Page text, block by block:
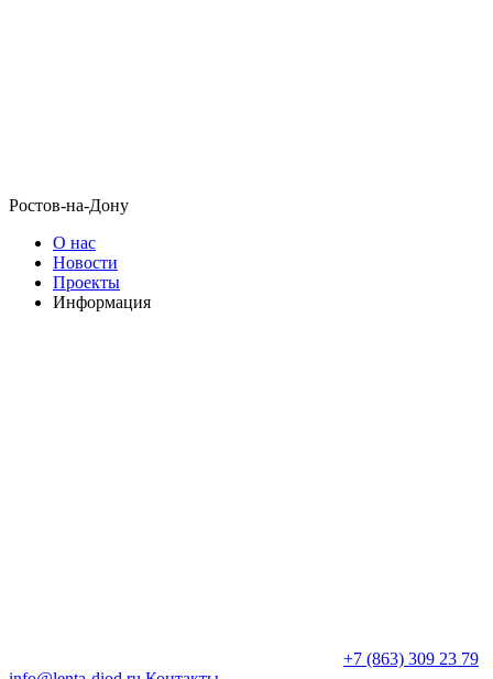
Ростов-на-Дону
О нас
Новости
Проекты
Информация
+7 (863) 309 23 79